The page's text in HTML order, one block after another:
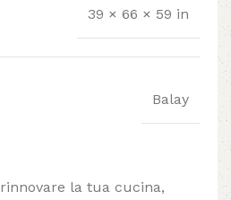
39 × 66 × 59 in
Balay
la tua cucina,